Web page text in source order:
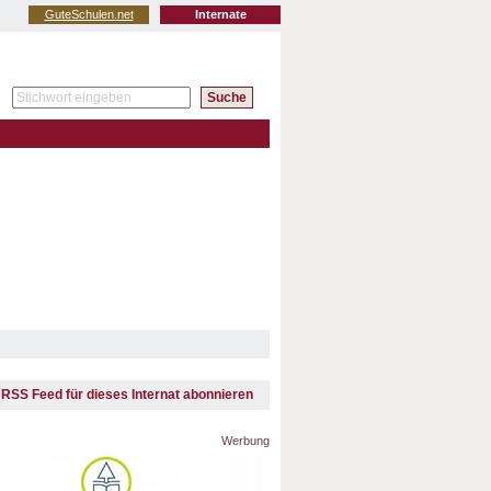
Internate
GuteSchulen.net
RSS Feed für dieses Internat abonnieren
Werbung